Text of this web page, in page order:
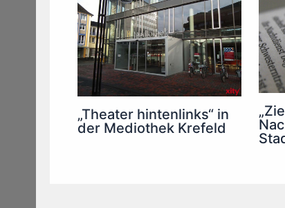
„Theater hintenlinks“ in
der Mediothek Krefeld